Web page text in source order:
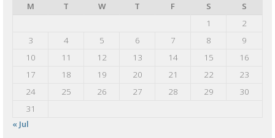
M
T W T F S
S
1
2
3
4 5 6 7 8
9
10
11 12 13 14 15
16
17
18 19 20 21 22
23
24
25 26 27 28 29
30
31
« Jul